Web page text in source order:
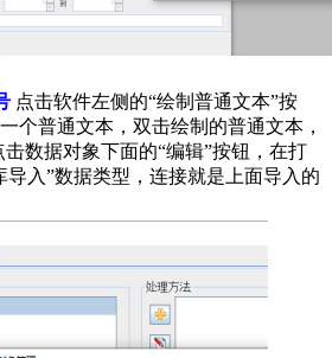
点击软件左侧的“绘制普通文本”按
个普通文本，双击绘制的普通文本，
数据对象下面的“编辑”按钮，在打
导入”数据类型，连接就是上面导入的